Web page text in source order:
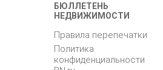
БЮЛЛЕТЕНЬ
НЕДВИЖИМОСТИ
Правила перепечатки
Политика
конфиденциальности